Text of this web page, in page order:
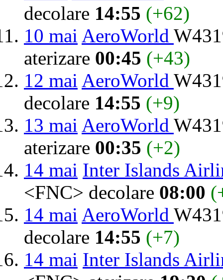
decolare 14:55 (+62)
10 mai AeroWorld
aterizare 00:45 (+43)
12 mai AeroWorld
decolare 14:55 (+9)
13 mai AeroWorld
aterizare 00:35 (+2)
14 mai Inter Islands
<FNC> decolare 08:00
14 mai AeroWorld
decolare 14:55 (+7)
14 mai Inter Islands